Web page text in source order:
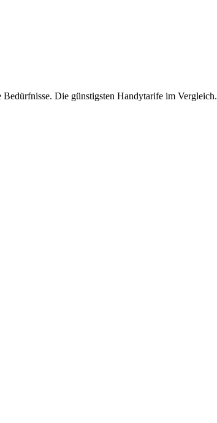
Die günstigsten Handytarife im Vergleich.